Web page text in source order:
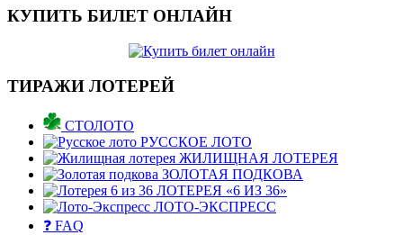
КУПИТЬ БИЛЕТ ОНЛАЙН
ТИРАЖИ ЛОТЕРЕЙ
СТОЛОТО
РУССКОЕ ЛОТО
ЖИЛИЩНАЯ ЛОТЕРЕЯ
ЗОЛОТАЯ ПОДКОВА
ЛОТЕРЕЯ «6 ИЗ 36»
ЛОТО-ЭКСПРЕСС
❓ FAQ